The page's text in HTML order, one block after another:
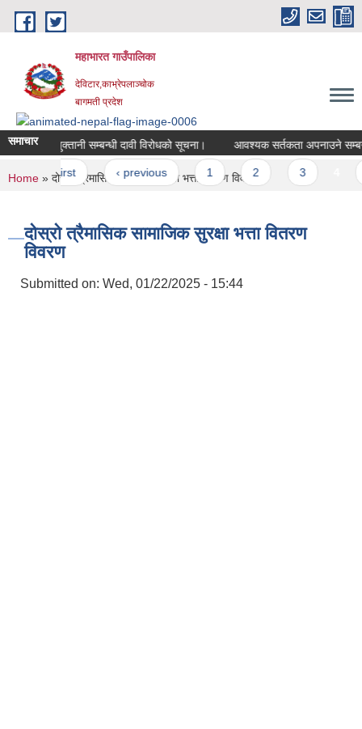
Skip to main content
महाभारत गाउँपालिका
देविटार,काभ्रेपलाञ्चोक
बागमती प्रदेश
समाचार
योजना भुक्तानी सम्बन्धी दावी विरोधको सूचना। आवश्यक सर्तकता अपनाउने
Pages
« first ‹ previous
You are here
Home » दोस्राे त्रैमासिक सामाजिक सुरक्षा भत्ता वितरण विवरण
दोस्राे त्रैमासिक सामाजिक सुरक्षा भत्ता वितरण
विवरण
Submitted on: Wed, 01/22/2025 - 15:44